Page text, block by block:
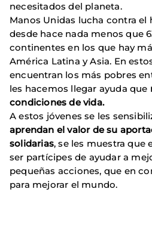
necesitados del planeta.
Manos Unidas lucha contra el
desde hace nada menos que
continentes en los que hay
América Latina y Asia. En
encuentran los más pobres
les hacemos llegar ayuda que
condiciones de vida.
A estos jóvenes se les
aprendan el valor de su
solidarias, se les muestra que
ser partícipes de ayudar a
pequeñas acciones, que en
para mejorar el mundo.